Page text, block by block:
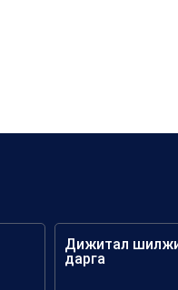
Дижитал
дарга